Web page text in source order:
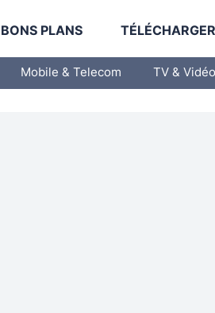
BONS PLANS
Mobile & Telecom TV & Vidéo